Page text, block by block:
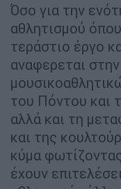
Όσο για την
αθλητισμού
τεράστιο έργο
αναφερεται
του Πόντου και
αλλά και τη
και της
κύμα
έχουν